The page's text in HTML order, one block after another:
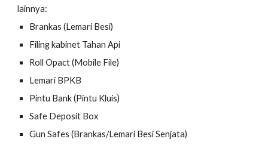
lainnya:
Brankas (Lemari Besi)
Filing kabinet Tahan Api
Roll Opact (Mobile File)
Lemari BPKB
Pintu Bank (Pintu Kluis)
Safe Deposit Box
Gun Safes (Brankas/Lemari Besi Senjata)